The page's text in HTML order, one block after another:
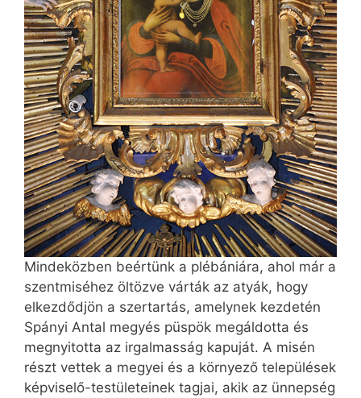
Mindeközben beértünk a plébániára, ahol már a
szentmiséhez öltözve várták az atyák, hogy
elkezdődjön a szertartás, amelynek kezdetén
Spányi Antal megyés püspök megáldotta és
megnyitotta az irgalmasság kapuját. A misén
részt vettek a megyei és a környező települések
képviselő-testületeinek tagjai, akik az ünnepség